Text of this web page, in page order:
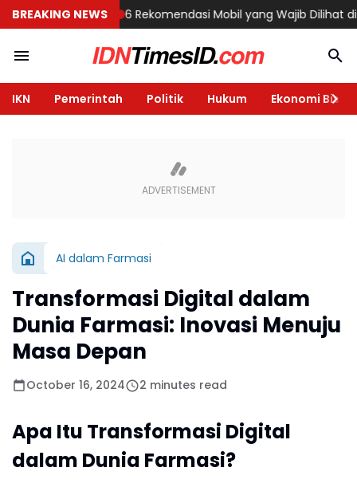
BREAKING NEWS
Semarang 6 Rekomendasi Mobil yang Wajib Dilihat di GIIAS
IKN Pemerintah Politik Hukum Ekonomi Bisnis
AI dalam Farmasi
Transformasi Digital dalam
Dunia Farmasi: Inovasi Menuju
Masa Depan
October 16, 2024 2 minutes read
Apa Itu Transformasi Digital
dalam Dunia Farmasi?